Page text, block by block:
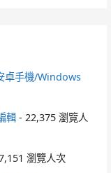
卓手機/Windows
輯 - 22,375 瀏覽人
瀏覽人次